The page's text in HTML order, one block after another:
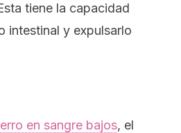
tiene la capacidad
intestinal y expulsarlo
en sangre bajos, el